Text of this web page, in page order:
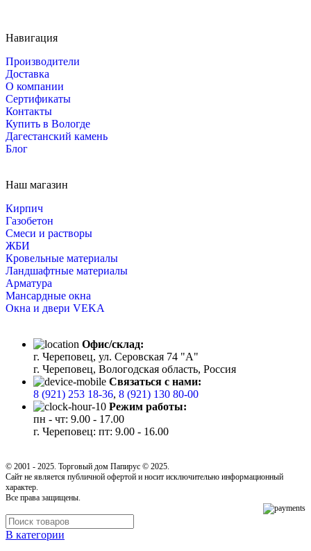
Навигация
Производители
Доставка
О компании
Сертификаты
Контакты
Купить в Вологде
Дагестанский камень
Блог
Наш магазин
Кирпич
Газобетон
Cмеси и растворы
ЖБИ
Кровельные материалы
Ландшафтные материалы
Арматура
Мансардные окна
Окна и двери VEKA
Офис/склад:
г. Череповец, ул. Серовская 74 "А"
г. Череповец, Вологодская область, Россия
Связаться с нами:
8 (921) 253 18-36, 8 (921) 130 80-00
Режим работы:
пн - чт: 9.00 - 17.00
г. Череповец: пт: 9.00 - 16.00
© 2001 - 2025. Торговый дом Папирус © 2025.
Cайт не является публичной офертой и носит исключительно информационный
характер.
Все права защищены.
В категории